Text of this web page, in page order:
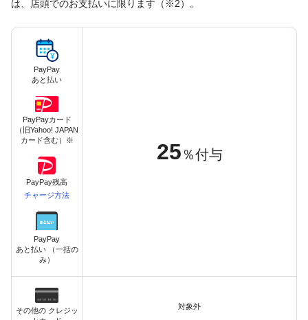
は、店頭でのお支払いに限ります（※2）。
PayPay
あと払い
PayPayカード
（旧Yahoo! JAPAN
カード含む）※
PayPay残高
チャージ方法
PayPay
あと払い （一括の
み）
25 ％付与
その他の クレジッ
対象外